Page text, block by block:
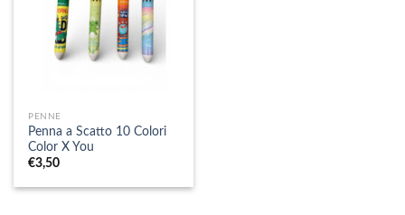
PENNE
Penna a Scatto 10 Colori
Color X You
€3,50